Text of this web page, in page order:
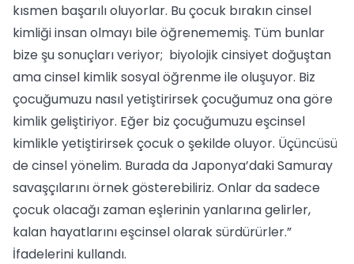
kısmen başarılı oluyorlar. Bu çocuk bırakın cinsel
kimliği insan olmayı bile öğrenememiş. Tüm bunlar
bize şu sonuçları veriyor; biyolojik cinsiyet doğuştan
ama cinsel kimlik sosyal öğrenme ile oluşuyor. Biz
çocuğumuzu nasıl yetiştirirsek çocuğumuz ona göre
kimlik geliştiriyor. Eğer biz çocuğumuzu eşcinsel
kimlikle yetiştirirsek çocuk o şekilde oluyor. Üçüncüsü
de cinsel yönelim. Burada da Japonya’daki Samuray
savaşçılarını örnek gösterebiliriz. Onlar da sadece
çocuk olacağı zaman eşlerinin yanlarına gelirler,
kalan hayatlarını eşcinsel olarak sürdürürler.”
İfadelerini kullandı.